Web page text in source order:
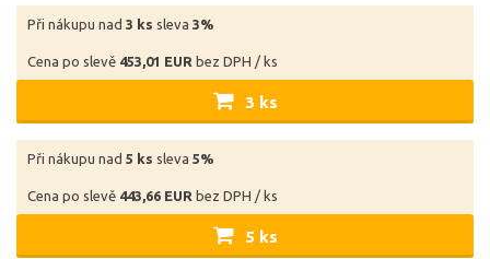
Při nákupu nad 3 ks sleva 3%
Cena po slevě 453,01 EUR bez DPH / ks
3 ks
Při nákupu nad 5 ks sleva 5%
Cena po slevě 443,66 EUR bez DPH / ks
5 ks